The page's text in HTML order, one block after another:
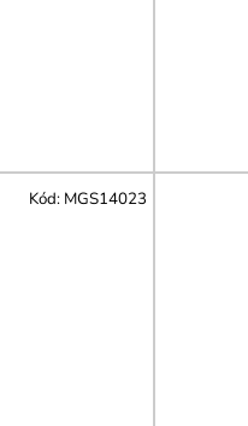
Kód: MGS14023